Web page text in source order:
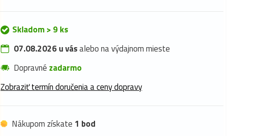
Skladom > 9 ks
07.08.2026 u vásalebo na výdajnom mieste
Dopravné zadarmo
Zobraziť termín doručenia a ceny dopravy
Nákupom získate 1 bod